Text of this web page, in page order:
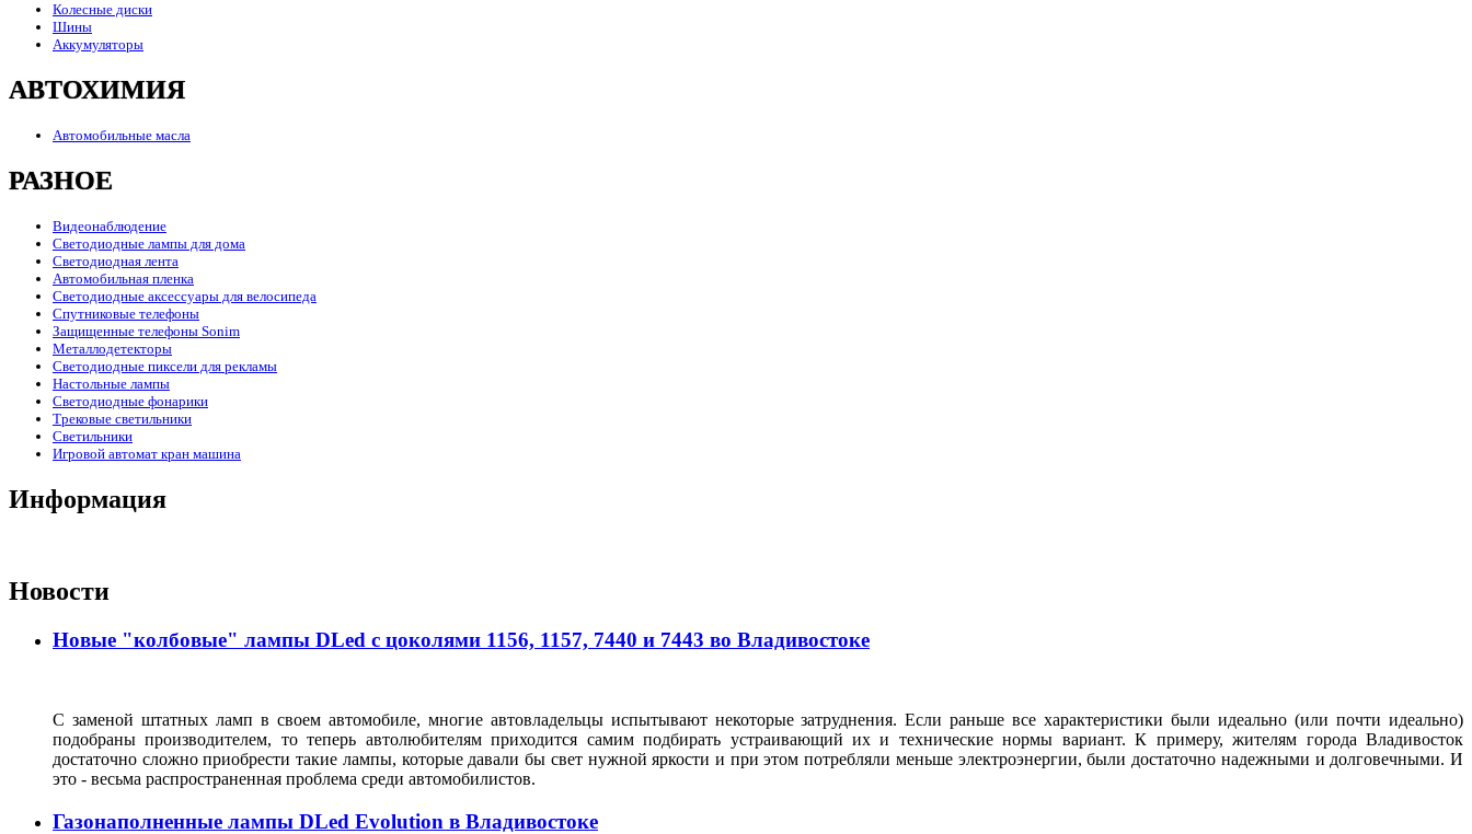
Колесные диски
Шины
Аккумуляторы
АВТОХИМИЯ
Автомобильные масла
РАЗНОЕ
Видеонаблюдение
Светодиодные лампы для дома
Светодиодная лента
Автомобильная пленка
Светодиодные аксессуары для велосипеда
Спутниковые телефоны
Защищенные телефоны Sonim
Металлодетекторы
Светодиодные пиксели для рекламы
Настольные лампы
Светодиодные фонарики
Трековые светильники
Светильники
Игровой автомат кран машина
Информация
Новости
Новые "колбовые" лампы DLed с цоколями 1156, 1157, 7440 и 7443 во Владивостоке
С заменой штатных ламп в своем автомобиле, многие автовладельцы испытывают некоторые затруднения. Если раньше все характеристики были идеально (или почти идеально)
подобраны производителем, то теперь автолюбителям приходится самим подбирать устраивающий их и технические нормы вариант. К примеру, жителям города Владивосток
достаточно сложно приобрести такие лампы, которые давали бы свет нужной яркости и при этом потребляли меньше электроэнергии, были достаточно надежными и долговечными. И
это - весьма распространенная проблема среди автомобилистов.
Газонаполненные лампы DLed Evolution в Владивостоке